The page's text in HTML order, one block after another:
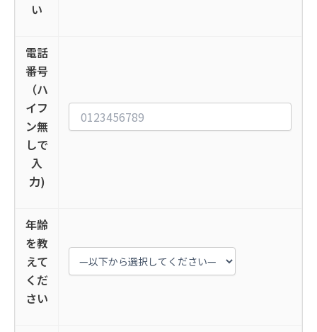
い
電話
番号
（ハ
イフ
ン無
しで
入
力)
年齢
を教
えて
くだ
さい